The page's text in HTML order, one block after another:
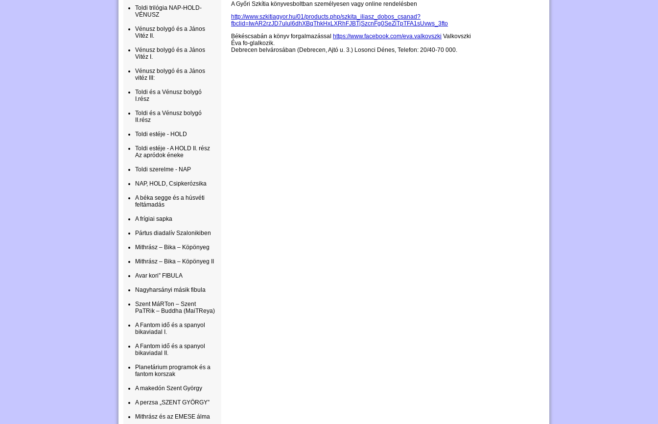
Toldi trilógia NAP-HOLD-
VÉNUSZ
Vénusz bolygó és a János
Vitéz II.
Vénusz bolygó és a János
Vitéz I.
Vénusz bolygó és a János
vitéz III:
Toldi és a Vénusz bolygó
I.rész
Toldi és a Vénusz bolygó
II.rész
Toldi estéje - HOLD
Toldi estéje - A HOLD II. rész
Az apródok éneke
Toldi szerelme - NAP
NAP, HOLD, Csipkerózsika
A béka segge és a húsvéti
feltámadás
A frígiai sapka
Pártus diadalív Szalonikiben
Mithrász – Bika – Köpönyeg
Mithrász – Bika – Köpönyeg II
Avar kori” FIBULA
Nagyharsányi másik fibula
Szent MáRTon – Szent
PaTRik – Buddha (MaiTReya)
A Fantom idő és a spanyol
bikaviadal I.
A Fantom idő és a spanyol
bikaviadal II.
Planetárium programok és a
fantom korszak
A makedón Szent György
A perzsa „SZENT GYÖRGY”
Mithrász és az EMESE álma
A Győri Szkítia könyvesboltban személyesen vagy online rendelésben
http://www.szkitiagyor.hu/01/products.php/szkita_iliasz_dobos_csanad?
fbclid=IwAR2rzJD7ulul6dhXBqThkHxLXRhFJBTjSzcnFg0SeZiTpTFA1sUvws_3fto
Békéscsabán a könyv forgalmazással https://www.facebook.com/eva.valkovszki Valkovszki
Éva fo-glalkozik.
Debrecen belvárosában (Debrecen, Ajtó u. 3.) Losonci Dénes, Telefon: 20/40-70 000.